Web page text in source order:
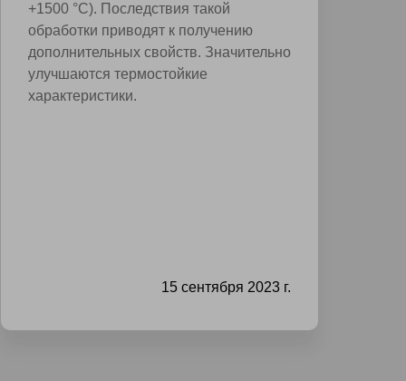
+1500 °C). Последствия такой
обработки приводят к получению
дополнительных свойств. Значительно
улучшаются термостойкие
характеристики.
15 сентября 2023 г.